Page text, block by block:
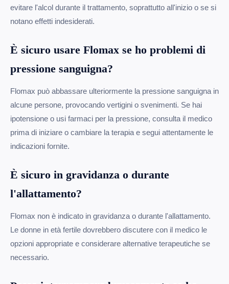
evitare l'alcol durante il trattamento, soprattutto all'inizio o se si
notano effetti indesiderati.
È sicuro usare Flomax se ho problemi di
pressione sanguigna?
Flomax può abbassare ulteriormente la pressione sanguigna in
alcune persone, provocando vertigini o svenimenti. Se hai
ipotensione o usi farmaci per la pressione, consulta il medico
prima di iniziare o cambiare la terapia e segui attentamente le
indicazioni fornite.
È sicuro in gravidanza o durante
l'allattamento?
Flomax non è indicato in gravidanza o durante l'allattamento.
Le donne in età fertile dovrebbero discutere con il medico le
opzioni appropriate e considerare alternative terapeutiche se
necessario.